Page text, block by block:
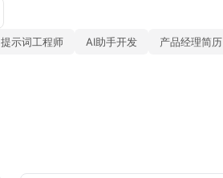
提示词工程师 AI助手开发 产品经理简历